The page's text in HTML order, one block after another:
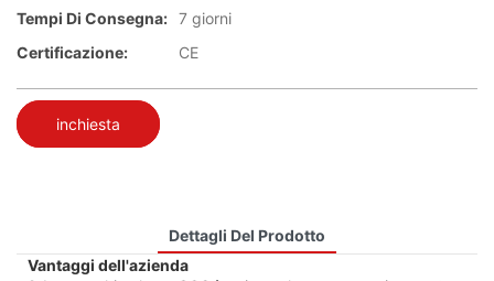
Tempi Di Consegna: 7 giorni
Certificazione:
CE
inchiesta
Dettagli Del Prodotto
Vantaggi dell'azienda